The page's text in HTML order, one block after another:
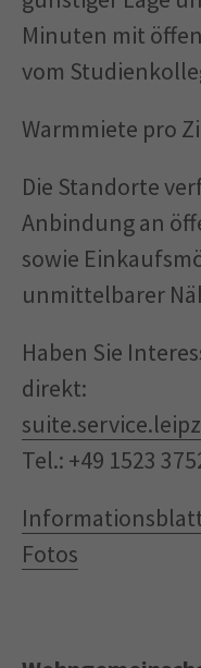
Minuten mit
vom
Warmmiete pro
Die Standorte
Anbindung an
sowie
unmittelbarer
Haben Sie
direkt:
Tel.: +49 1523
Fotos